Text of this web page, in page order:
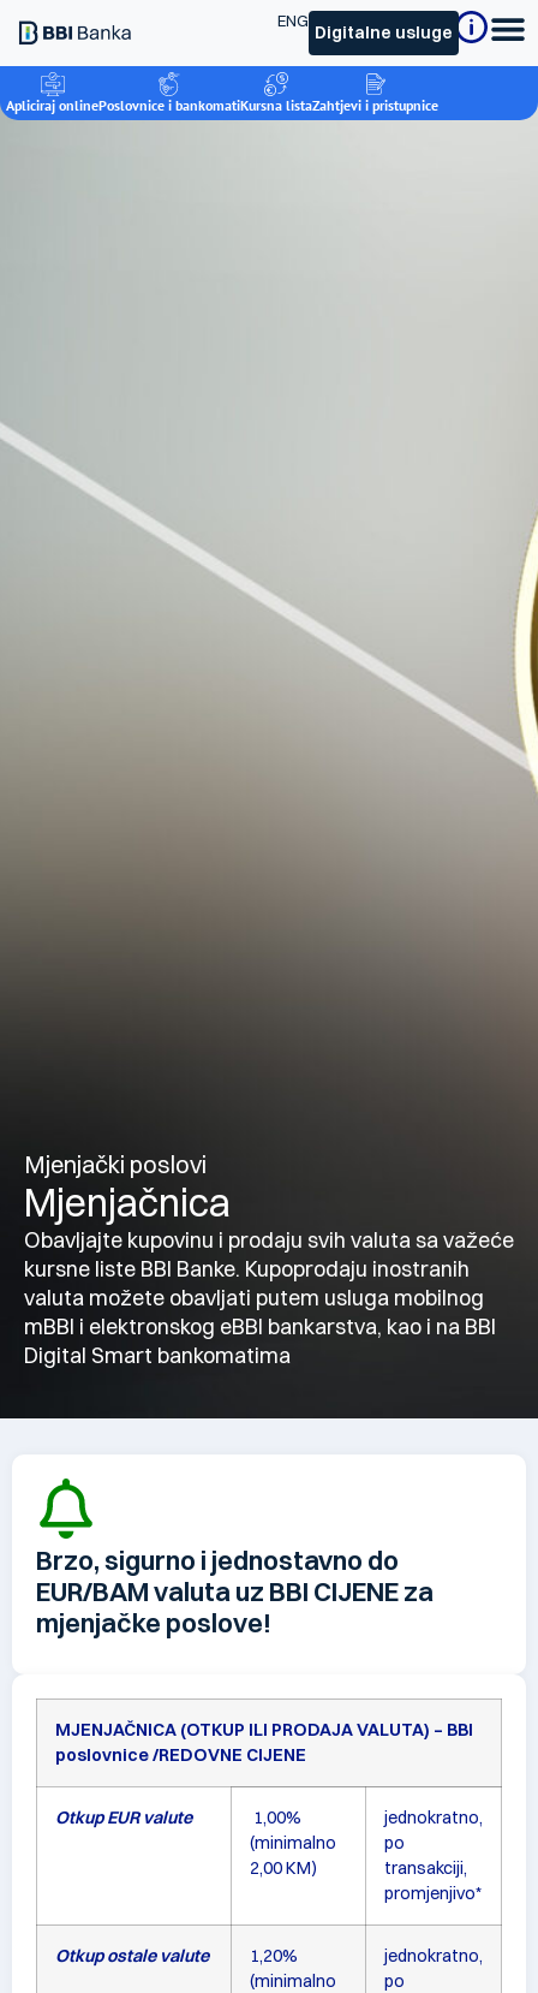
Digitalne usluge
ENG
Mjenjački poslovi
Mjenjačnica
Obavljajte kupovinu i prodaju svih valuta sa važeće
kursne liste BBI Banke. Kupoprodaju inostranih
valuta možete obavljati putem usluga mobilnog
mBBI i elektronskog eBBI bankarstva, kao i na BBI
Digital Smart bankomatima
Brzo, sigurno i jednostavno do
EUR/BAM valuta uz BBI CIJENE za
mjenjačke poslove!
MJENJAČNICA (OTKUP ILI PRODAJA VALUTA) – BBI
poslovnice /REDOVNE CIJENE
Otkup EUR valute
1,00%
(minimalno
2,00 KM)
jednokratno,
po
transakciji,
promjenjivo*
Otkup ostale valute
1,20%
(minimalno
jednokratno,
po
Apliciraj onlinePoslovnice i bankomatiKursna listaZahtjevi i pristupnice